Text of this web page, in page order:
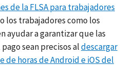
de la FLSA para trabajadores
los trabajadores como los
ayudar a garantizar que las
sean precisos aldescargar
de horas de Android e iOS del